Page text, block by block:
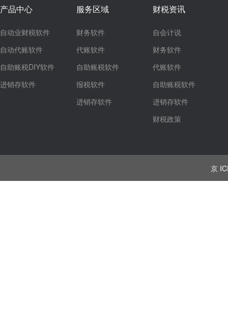
产品中心
自动业财税软件
自动代账软件
自助账税DIY软件
进销存软件
服务区域
财务软件
代账软件
自助账税软件
报税软件
进销存软件
财税资讯
自会计说
财务软件
代账软件
自助账税软件
进销存软件
财税政策
京